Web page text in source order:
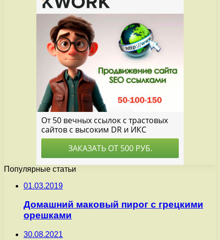
Популярные статьи
01.03.2019
Домашний маковый пирог с грецкими
орешками
30.08.2021